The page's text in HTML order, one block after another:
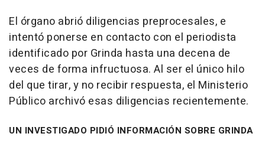
El órgano abrió diligencias preprocesales, e
intentó ponerse en contacto con el periodista
identificado por Grinda hasta una decena de
veces de forma infructuosa. Al ser el único hilo
del que tirar, y no recibir respuesta, el Ministerio
Público archivó esas diligencias recientemente.
UN INVESTIGADO PIDIÓ INFORMACIÓN SOBRE GRINDA